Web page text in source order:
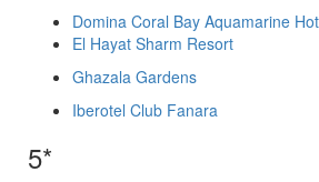
Domina Coral Bay Aquamarine
El Hayat Sharm Resort
Ghazala Gardens
Iberotel Club Fanara
5*